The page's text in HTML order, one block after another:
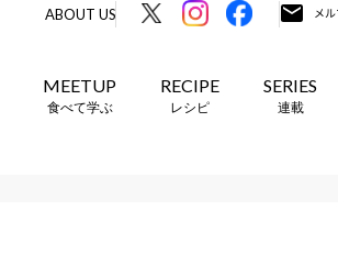
ABOUT US
MEETUP
食べて学ぶ
RECIPE
レシピ
SERIES
連載